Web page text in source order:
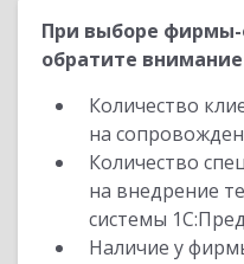
При выборе
обратите
Количество
на
Количество
на внедрение
системы
Наличие у